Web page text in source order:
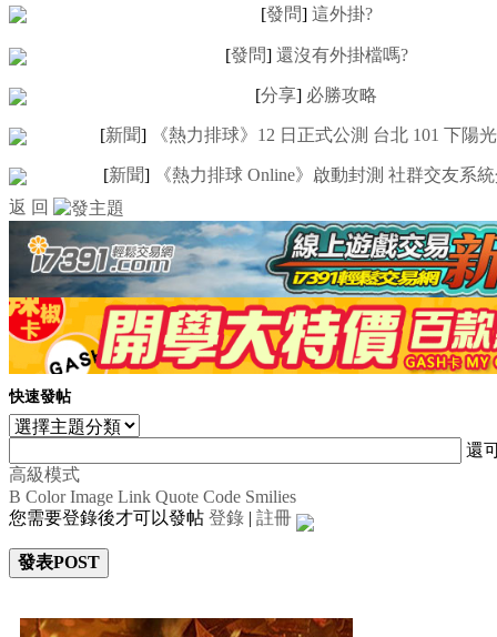
[發問] 這外掛?
[發問] 還沒有外掛檔嗎?
[分享] 必勝攻略
[新聞] 《熱力排球》12 日正式公測 台北 101 下陽
[新聞]
《熱力排球 Online》啟動封測 社群交友系
返 回
快速發帖
還
高級模式
B Color Image Link Quote Code Smilies
您需要登錄後才可以發帖 登錄 | 註冊
發表POST